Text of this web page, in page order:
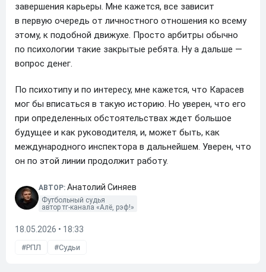
завершения карьеры. Мне кажется, все зависит
в первую очередь от личностного отношения ко всему
этому, к подобной движухе. Просто арбитры обычно
по психологии такие закрытые ребята. Ну а дальше —
вопрос денег.
По психотипу и по интересу, мне кажется, что Карасев
мог бы вписаться в такую историю. Но уверен, что его
при определенных обстоятельствах ждет большое
будущее и как руководителя, и, может быть, как
международного инспектора в дальнейшем. Уверен, что
он по этой линии продолжит работу.
АВТОР: Анатолий Синяев
Футбольный судья
автор тг-канала «Алё, рэф!»
18.05.2026 • 18:33
РПЛ Судьи